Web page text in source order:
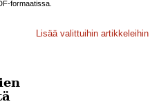
formaatissa.
Lisää valittuihin artikkeleihin